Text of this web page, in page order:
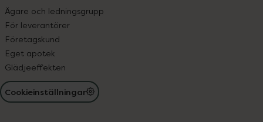
Ägare och ledningsgrupp
För leverantörer
Företagskund
Eget apotek
Glädjeeffekten
Cookieinställningar